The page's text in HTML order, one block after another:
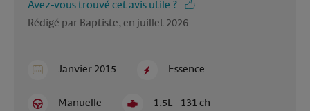
Avez-vous trouvé cet avis utile ?
Rédigé par Baptiste, en juillet 2026
Janvier 2015 Essence
Manuelle 1.5L - 131 ch